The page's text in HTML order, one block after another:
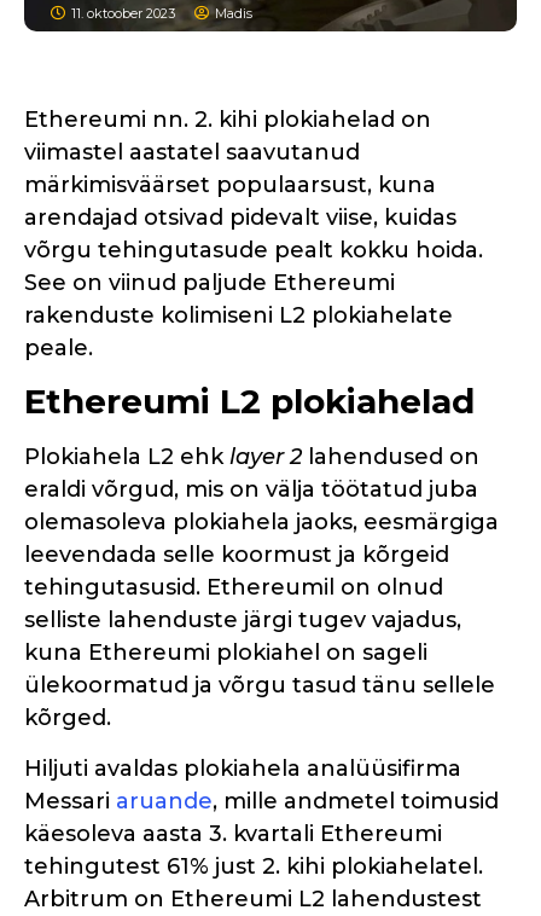
11. oktoober 2023 Madis
Ethereumi nn. 2. kihi plokiahelad on
viimastel aastatel saavutanud
märkimisväärset populaarsust, kuna
arendajad otsivad pidevalt viise, kuidas
võrgu tehingutasude pealt kokku hoida.
See on viinud paljude Ethereumi
rakenduste kolimiseni L2 plokiahelate
peale.
Ethereumi L2 plokiahelad
Plokiahela L2 ehklayer 2 lahendused on
eraldi võrgud, mis on välja töötatud juba
olemasoleva plokiahela jaoks, eesmärgiga
leevendada selle koormust ja kõrgeid
tehingutasusid. Ethereumil on olnud
selliste lahenduste järgi tugev vajadus,
kuna Ethereumi plokiahel on sageli
ülekoormatud ja võrgu tasud tänu sellele
kõrged.
Hiljuti avaldas plokiahela analüüsifirma
Messari aruande, mille andmetel toimusid
käesoleva aasta 3. kvartali Ethereumi
tehingutest 61% just 2. kihi plokiahelatel.
Arbitrum on Ethereumi L2 lahendustest